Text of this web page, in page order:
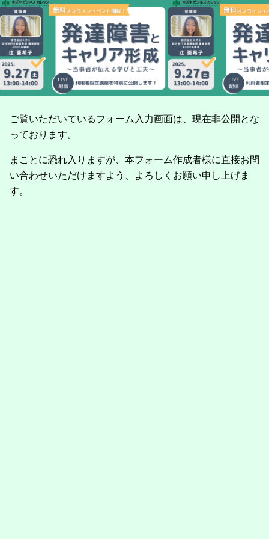
ご覧いただいているフォーム入力画面は、現在非公開とな
っております。
まことに恐れ入りますが、本フォーム作成者様に直接お問
い合わせいただけますよう、よろしくお願い申し上げま
す。